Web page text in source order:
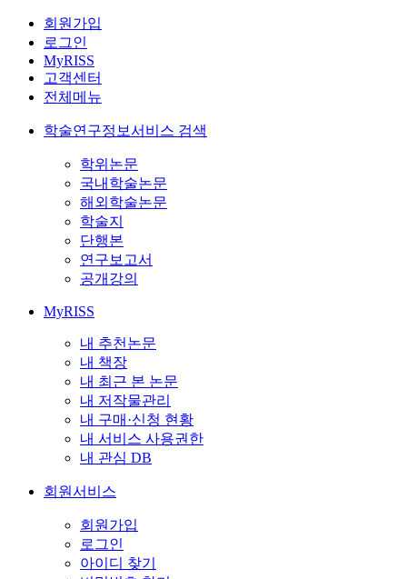
회원가입
로그인
MyRISS
고객센터
전체메뉴
학술연구정보서비스 검색
학위논문
국내학술논문
해외학술논문
학술지
단행본
연구보고서
공개강의
MyRISS
내 추천논문
내 책장
내 최근 본 논문
내 저작물관리
내 구매·신청 현황
내 서비스 사용권한
내 관심 DB
회원서비스
회원가입
로그인
아이디 찾기